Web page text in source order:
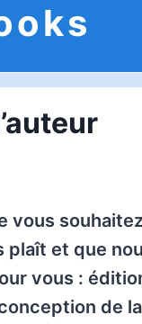
et que
vous :
de